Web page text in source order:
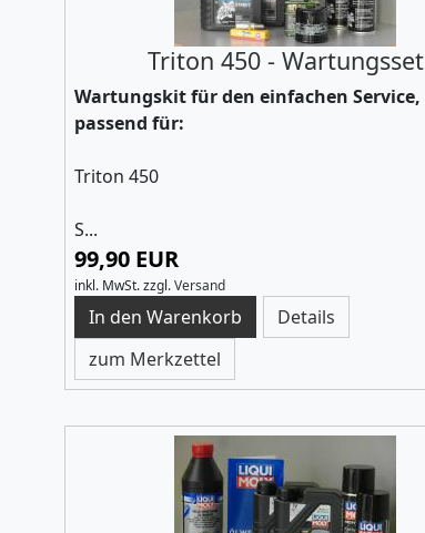
Triton 450 - Wartungsset
Wartungskit für den einfachen Service,
passend für:
Triton 450
S...
99,90 EUR
inkl. MwSt.zzgl.Versand
Details
zum Merkzettel